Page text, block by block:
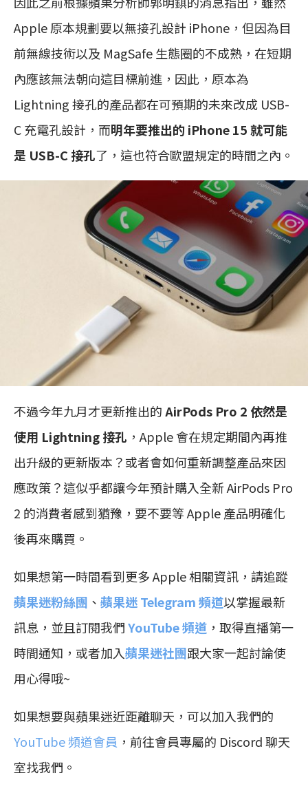
Apple 原本規劃要以無接孔設計 iPhone，但因為目
前無線技術以及 MagSafe 生態圈的不成熟，在短期
內應該無法朝向這目標前進，因此，原本為
Lightning 接孔的產品都在可預期的未來改成 USB-
C 充電孔設計，而明年要推出的 iPhone 15 就可能
是 USB-C 接孔了，這也符合歐盟規定的時間之內。
不過今年九月才更新推出的AirPods Pro 2 依然是
使用 Lightning 接孔 ，Apple 會在規定期間內再推
出升級的更新版本？或者會如何重新調整產品來因
應政策？這似乎都讓今年預計購入全新 AirPods Pro
2 的消費者感到猶豫，要不要等 Apple 產品明確化
後再來購買。
如果想第一時間看到更多 Apple 相關資訊，請追蹤
蘋果迷粉絲團 、 蘋果迷 Telegram 頻道以掌握最新
訊息，並且訂閱我們YouTube 頻道 ，取得直播第一
時間通知，或者加入蘋果迷社團跟大家一起討論使
用心得哦~
如果想要與蘋果迷近距離聊天，可以加入我們的
YouTube 頻道會員 ，前往會員專屬的 Discord 聊天
室找我們。